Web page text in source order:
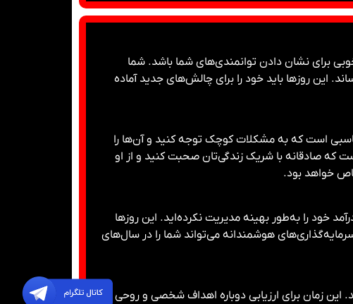
برای نشان دادن توانمندی‌های شما باشد. شما
این روزها باید خود را برای چالش‌های جدید آماده
است که به مشکلات کوچک توجه کنید و آن‌ها را
که صادقانه با شریک زندگی‌تان صحبت کنید و از او
خواهد بود.
خود را به‌طور بهینه مدیریت نکرده‌اید. این روزها
هوشمندانه می‌تواند شما را در سال‌های
زمان برای ارزیابی دوباره اهداف شخصی و روحی